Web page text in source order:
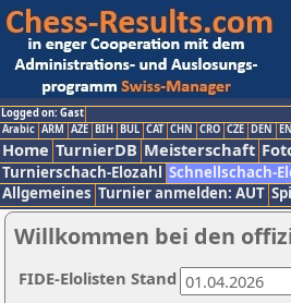
Logged on: Gast
Arabic ARM AZE BIH BUL CAT CHN CRO CZE DEN
Home TurnierDB Meisterschaft
Turnierschach-Elozahl Schnellschach-
Allgemeines Turnier anmelden: AUT
Willkommen bei den
FIDE-Elolisten Stand